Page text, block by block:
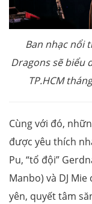
Ban nhạc nổi
Dragons sẽ biểu
TP.HCM
Cùng với đó,
được yêu thích
Pu, “tổ đội”
Manbo) và DJ
yên, quyết tâm